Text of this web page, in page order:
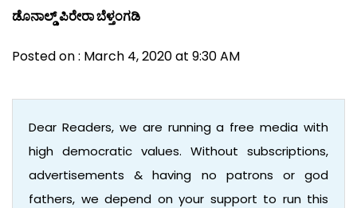
ಡೊನಾಲ್ಡ್ ಪಿರೇರಾ ಬೆಳ್ತಂಗಡಿ
Posted on : March 4, 2020 at 9:30 AM
Dear Readers, we are running a free media with
high democratic values. Without subscriptions,
advertisements & having no patrons or god
fathers, we depend on your support to run this